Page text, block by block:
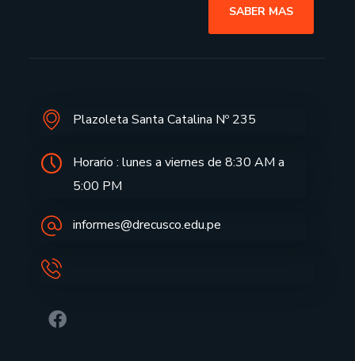
SABER MAS
Plazoleta Santa Catalina Nº 235
Horario : lunes a viernes de 8:30 AM a
5:00 PM
informes@drecusco.edu.pe